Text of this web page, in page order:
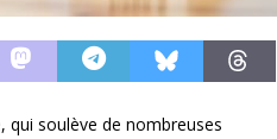
qui soulève de nombreuses